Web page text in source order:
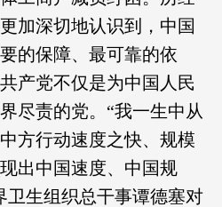
加深切地认识到，中国
的保障、最可靠的依
产党不仅是为中国人民
尽责的党。“我一生中从
方行动速度之快、规模
出中国速度、中国规
卫生组织总干事谭德塞对